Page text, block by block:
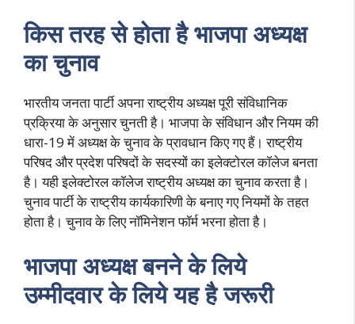
किस तरह से होता है भाजपा अध्यक्ष
का चुनाव
भारतीय जनता पार्टी अपना राष्ट्रीय अध्यक्ष पूरी संविधानिक
प्रक्रिया के अनुसार चुनती है। भाजपा के संविधान और नियम की
धारा-19 में अध्यक्ष के चुनाव के प्रावधान किए गए हैं। राष्ट्रीय
परिषद और प्रदेश परिषदों के सदस्यों का इलेक्टोरल कॉलेज बनता
है। यही इलेक्टोरल कॉलेज राष्ट्रीय अध्यक्ष का चुनाव करता है।
चुनाव पार्टी के राष्ट्रीय कार्यकारिणी के बनाए गए नियमों के तहत
होता है। चुनाव के लिए नॉमिनेशन फॉर्म भरना होता है।
भाजपा अध्यक्ष बनने के लिये
उम्मीदवार के लिये यह है जरूरी